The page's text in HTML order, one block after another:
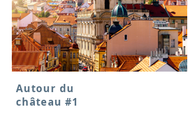
Autour du
château #1